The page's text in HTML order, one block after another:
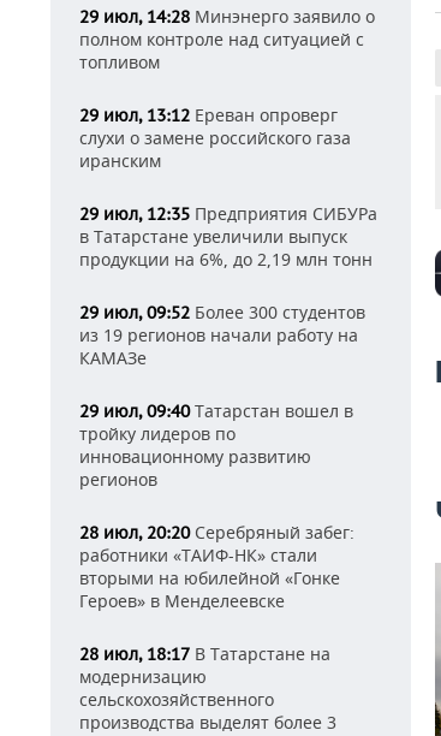
29 июл, 14:28 Минэнерго заявило о
полном контроле над ситуацией с
топливом
29 июл, 13:12 Ереван опроверг
слухи о замене российского газа
иранским
29 июл, 12:35 Предприятия СИБУРа
в Татарстане увеличили выпуск
продукции на 6%, до 2,19 млн тонн
29 июл, 09:52 Более 300 студентов
из 19 регионов начали работу на
КАМАЗе
29 июл, 09:40Татарстан вошел в
тройку лидеров по
инновационному развитию
регионов
28 июл, 20:20Серебряный забег:
работники «ТАИФ-НК» стали
вторыми на юбилейной «Гонке
Героев» в Менделеевске
28 июл, 18:17 В Татарстане на
модернизацию
сельскохозяйственного
производства выделят более 3